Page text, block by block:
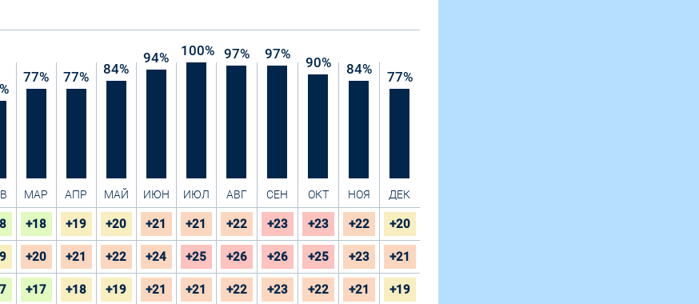
%
77%
МАР
77%
АПР
84%
МАЙ
94%
ИЮН
100%
ИЮЛ
97%
АВГ
97%
СЕН
90%
ОКТ
84%
НОЯ
77%
ДЕК
+18 +19 +20 +21 +21 +22 +23 +23 +22 +20
+20 +21 +22 +24 +25 +26 +26 +25 +23 +21
+17 +18 +19 +21 +21 +22 +23 +22 +21 +19